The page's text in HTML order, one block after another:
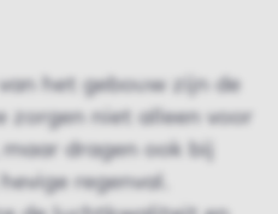
het gebouw zijn de
zorgen niet alleen voor
dragen ook bij
regenval.